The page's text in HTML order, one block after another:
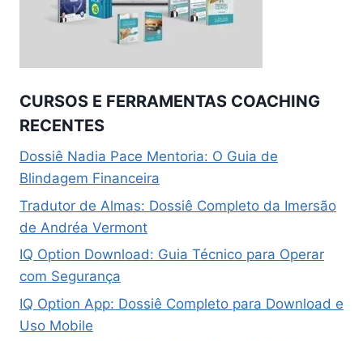
CURSOS E FERRAMENTAS COACHING
RECENTES
Dossiê Nadia Pace Mentoria: O Guia de
Blindagem Financeira
Tradutor de Almas: Dossiê Completo da Imersão
de Andréa Vermont
IQ Option Download: Guia Técnico para Operar
com Segurança
IQ Option App: Dossiê Completo para Download e
Uso Mobile